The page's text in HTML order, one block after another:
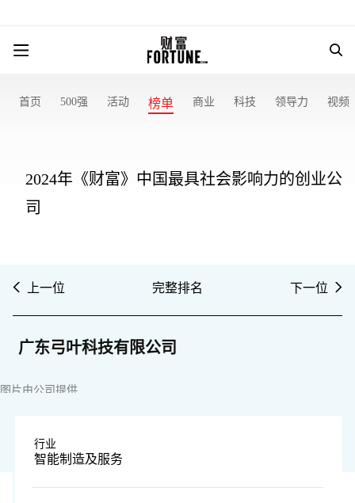
首页 500强 活动 榜单 商业 科技 领导力 视频
2024年《财富》中国最具社会影响力的创业公
司
上一位 完整排名 下一位
广东弓叶科技有限公司
图片由公司提供
行业
智能制造及服务